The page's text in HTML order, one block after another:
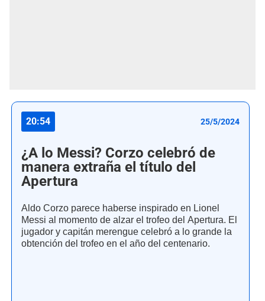
20:54 25/5/2024
¿A lo Messi? Corzo celebró de
manera extraña el título del
Apertura
Aldo Corzo parece haberse inspirado en Lionel
Messi al momento de alzar el trofeo del Apertura. El
jugador y capitán merengue celebró a lo grande la
obtención del trofeo en el año del centenario.